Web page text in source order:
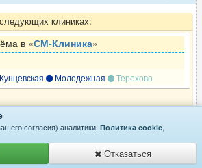
клиниках:
в «СМ-Клиника»
Молодежная Терехово
согласия) аналитики. Политика cookie,
Отказаться